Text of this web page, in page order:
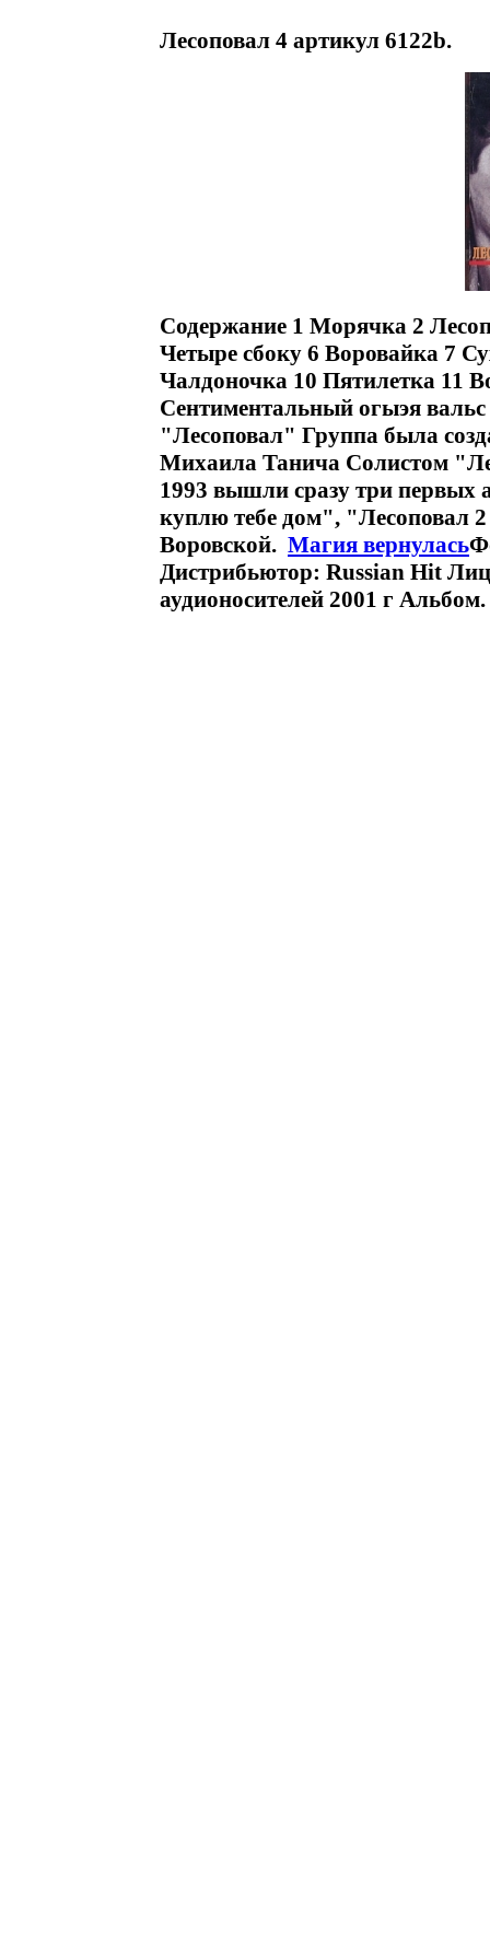
Лесоповал 4 артикул 6122b.
Содержание 1 Морячка 2
Четыре сбоку 6 Воровайка 7
Чалдоночка 10 Пятилетка 11
Сентиментальный огыэя
"Лесоповал" Группа была
Михаила Танича Солистом
1993 вышли сразу три первых
куплю тебе дом", "Лесоповал
Воровской. Магия вернулась
Дистрибьютор: Russian Hit
аудионосителей 2001 г Альбом.